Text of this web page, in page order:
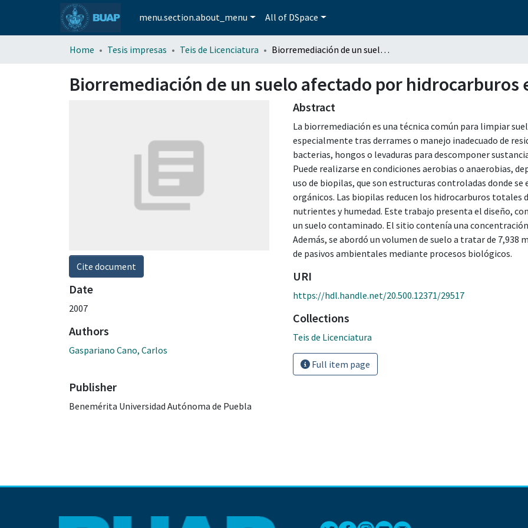
menu.section.about_menu All of DSpace
Home Tesis impresas Teis de Licenciatura Biorremediación de un suelo afectado por hidrocarburos en un pasivo ambiental.
Biorremediación de un suelo afectado por hidrocarburos
Cite document
Date
2007
Authors
Gaspariano Cano, Carlos
Publisher
Benemérita Universidad Autónoma de Puebla
Abstract
La biorremediación es una técnica común para limpiar
especialmente tras derrames o manejo inadecuado de
bacterias, hongos o levaduras para descomponer
Puede realizarse en condiciones aerobias o anaerobias,
uso de biopilas, que son estructuras controladas donde
orgánicos. Las biopilas reducen los hidrocarburos totales
nutrientes y humedad. Este trabajo presenta el diseño,
un suelo contaminado. El sitio contenía una
Además, se abordó un volumen de suelo a tratar de
de pasivos ambientales mediante procesos biológicos.
URI
https://hdl.handle.net/20.500.12371/29517
Collections
Teis de Licenciatura
Full item page